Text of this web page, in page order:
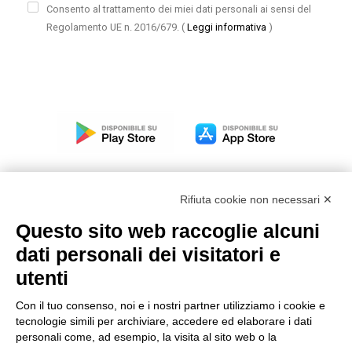
Consento al trattamento dei miei dati personali ai sensi del
Regolamento UE n. 2016/679. ( Leggi informativa )
Modello organizzativo, gestione e controllo – D. lgs.
231/2001
Condizioni generali di vendita DKC Power Solutions
Condizioni generali di acquisto
Rifiuta cookie non necessari ✕
Questo sito web raccoglie alcuni
dati personali dei visitatori e
utenti
Con il tuo consenso, noi e i nostri partner utilizziamo i cookie e
tecnologie simili per archiviare, accedere ed elaborare i dati
personali come, ad esempio, la visita al sito web o la